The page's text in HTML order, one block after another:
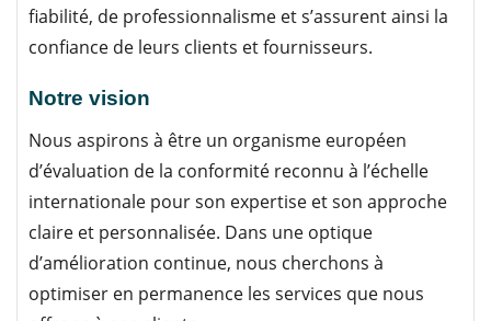
fiabilité, de professionnalisme et s’assurent ainsi la
confiance de leurs clients et fournisseurs.
Notre vision
Nous aspirons à être un organisme européen
d’évaluation de la conformité reconnu à l’échelle
internationale pour son expertise et son approche
claire et personnalisée. Dans une optique
d’amélioration continue, nous cherchons à
optimiser en permanence les services que nous